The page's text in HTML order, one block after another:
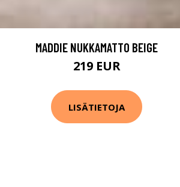
MADDIE NUKKAMATTO BEIGE
219 EUR
LISÄTIETOJA